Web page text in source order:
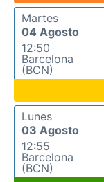
Martes
04 Agosto
12:50
Barcelona
(BCN)
Lunes
03 Agosto
12:55
Barcelona
(BCN)